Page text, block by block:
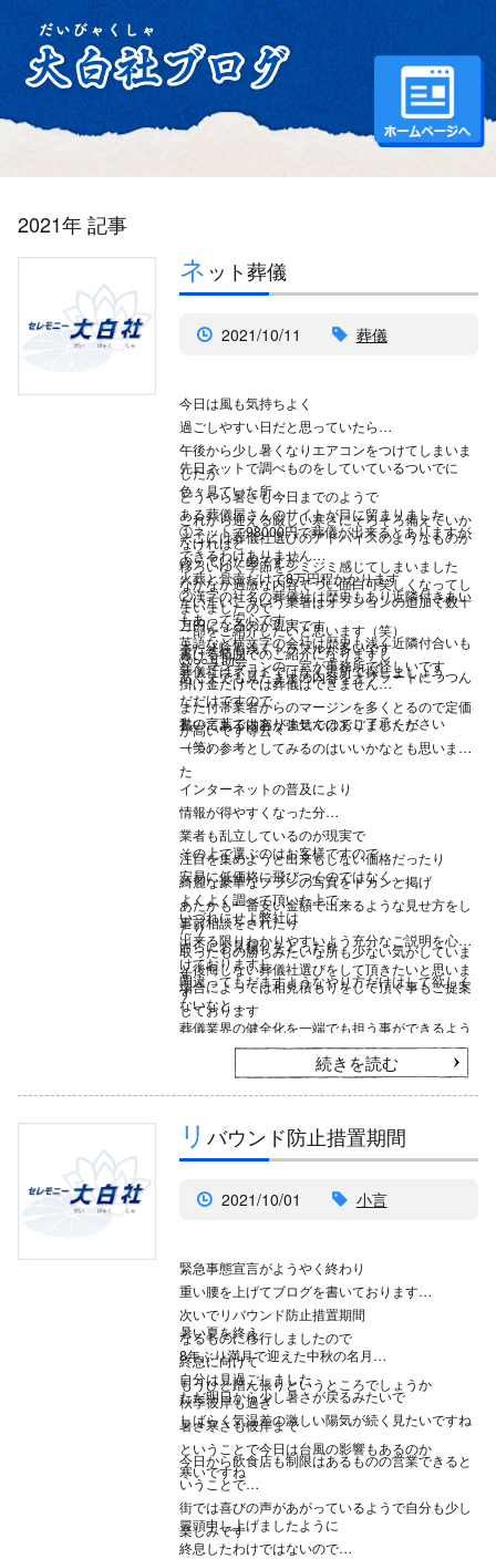
2021年 記事
ネ ット葬儀
2021/10/11 葬儀
今日は風も気持ちよく
過ごしやすい日だと思っていたら
午後から少し暑くなりエアコンをつけてしまいま
したが
どうやら暑さも今日までのようで
これから迎える厳しい寒さにそろそろ備えていか
なければと
移ろいゆく季節をシミジミ感じてしまいました
先日ネットで調べものをしていているついでに
色々見ていた所
ある葬儀屋さんのサイトが目に留まりました
そこには葬儀社選びのアドバイスのようなものが
のっていたのですが
なかなか過激な内容でつい面白可笑しくなってし
まいましたので
一部をご紹介したいと思います（笑）
書ける範囲でのご紹介になりますし
あくまでも見たままの内容をオブラートにつつん
だだけですので
私の言葉ではありませんのでご了承ください
（笑）
①ネットで98000円で葬儀が出来るとありますが
できるわけありません
火葬と骨壺だけで8万円程かかります
だいたいこういう業者はオプションの追加で数十
万円になるのが現実です
また経験も浅くトラブルが多いです
葬儀社はネットではなく近所で探しましょう
②漢字の社名の葬儀社は歴史もあり近隣付きあい
もあって安心です
英語など横文字の会社は歴史も浅く近隣付合いも
なくマンションの一室が事務所で怪しいです
③○○互助会
掛け金だけでは葬儀はできません
また付帯業者からのマージンを多くとるので定価
が高いです等云々
書いてある内容が強気ではありましたが
一つの参考としてみるのはいいかなとも思いまし
た
インターネットの普及により
情報が得やすくなった分
業者も乱立しているのが現実で
注目を集めようと出来もしない価格だったり
綺麗な豪華なプランの写真をドカンと掲げ
あたかも一番安い金額で出来るような見せ方をし
たり
取ったもの勝ちみたいな所も少ない気がしていま
す
その上で選ぶのはお客様ですので
安易に低価格に飛びつくのではなく
よくよく調べて頂いた上で
事前相談をされたり
さらにお見積りをとったり
と後悔しない葬儀社選びをして頂きたいと思いま
す
いづれにせよ弊社は
出来る限りわかりやすいよう充分なご説明を心が
けておりますし
場合によっては相見積もりをして頂く事もご提案
しております
間違ってもだますようなやり方だけはして欲しく
ないなと
葬儀業界の健全化を一端でも担う事ができるよう
努力しながら
お客様が安心して最後のお見送りが出来るよう
日々誠実な対応をこころがけて参りたいと改めて
続きを読む
リ バウンド防止措置期間
2021/10/01 小言
緊急事態宣言がようやく終わり
重い腰を上げてブログを書いております
次いでリバウンド防止措置期間
なるものに移行しましたので
終息に向けて
もうひと踏ん張りというところでしょうか
暑い夏を終え
8年ぶり満月で迎えた中秋の名月
自分は見過ごしました
秋季彼岸も過ぎ
暑さ寒さも彼岸まで
ということで今日は台風の影響もあるのか
寒いですね
ただ明日から少し暑さが戻るみたいで
しばらく気温差の激しい陽気が続く見たいですね
今日から飲食店も制限はあるものの営業できると
いうことで
街では喜びの声があがっているようで自分も少し
楽しみです
冒頭申し上げましたように
終息したわけではないので